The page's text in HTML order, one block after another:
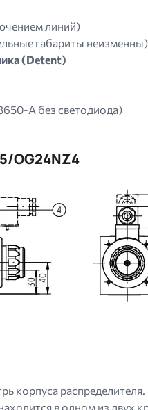
линий)
габариты неизменны)
(Detent)
A без светодиода)
OG24NZ4
корпуса
в одном из